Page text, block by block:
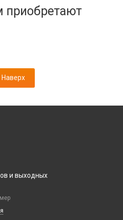
приобретают
Наверх
и выходных